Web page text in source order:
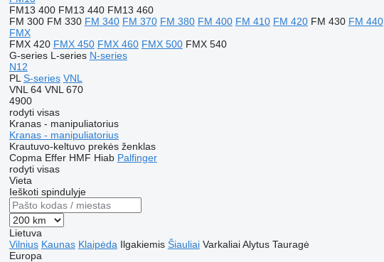
FM13 400 FM13 440 FM13 460
FM 300 FM 330 FM 340 FM 370 FM 380 FM 400 FM 410 FM 420 FM 430 FM 440
FMX
FMX 420 FMX 450 FMX 460 FMX 500 FMX 540
G-series L-series N-series
N12
PL S-series VNL
VNL 64 VNL 670
4900
rodyti visas
Kranas - manipuliatorius
Kranas - manipuliatorius
Krautuvo-keltuvo prekės ženklas
Copma Effer HMF Hiab Palfinger
rodyti visas
Vieta
Ieškoti spindulyje
Lietuva
Vilnius Kaunas Klaipėda Ilgakiemis Šiauliai Varkaliai Alytus Tauragė
Europa